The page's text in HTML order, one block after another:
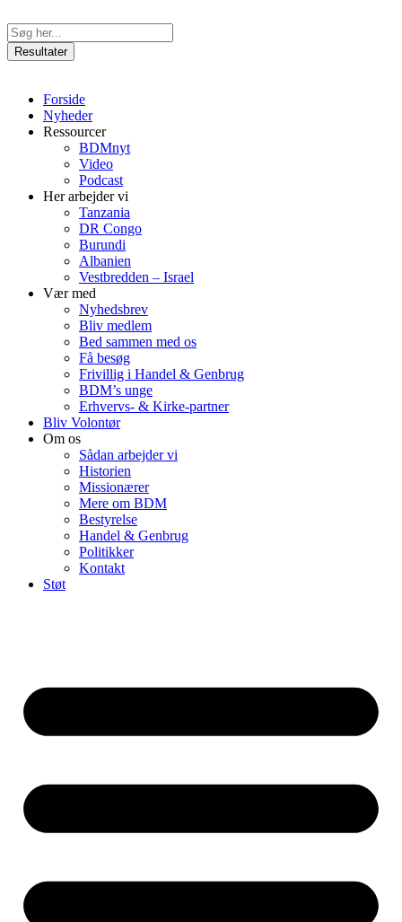
til
indhold
Search
...Resultater
Forside
Nyheder
Ressourcer
BDMnyt
Video
Podcast
Her arbejder vi
Tanzania
DR Congo
Burundi
Albanien
Vestbredden – Israel
Vær med
Nyhedsbrev
Bliv medlem
Bed sammen med os
Få besøg
Frivillig i Handel & Genbrug
BDM’s unge
Erhvervs- & Kirke-partner
Bliv Volontør
Om os
Sådan arbejder vi
Historien
Missionærer
Mere om BDM
Bestyrelse
Handel & Genbrug
Politikker
Kontakt
Støt